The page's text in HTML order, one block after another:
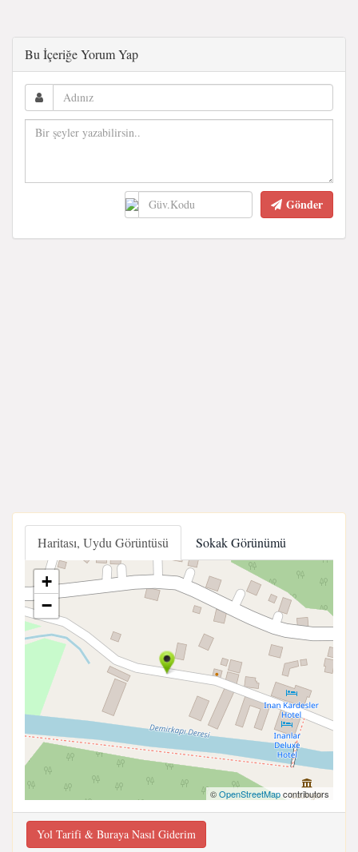
Bu İçeriğe Yorum Yap
Gönder
Haritası, Uydu Görüntüsü Sokak Görünümü
+
−
©OpenStreetMapcontributors
Yol Tarifi & Buraya Nasıl Giderim